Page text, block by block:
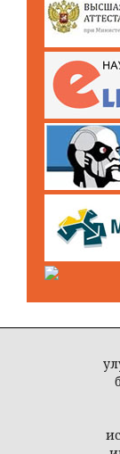
Open Journal
© ООО